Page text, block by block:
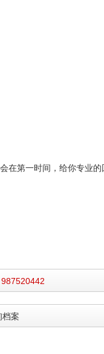
在第一时间，给你专业的
987520442
档案